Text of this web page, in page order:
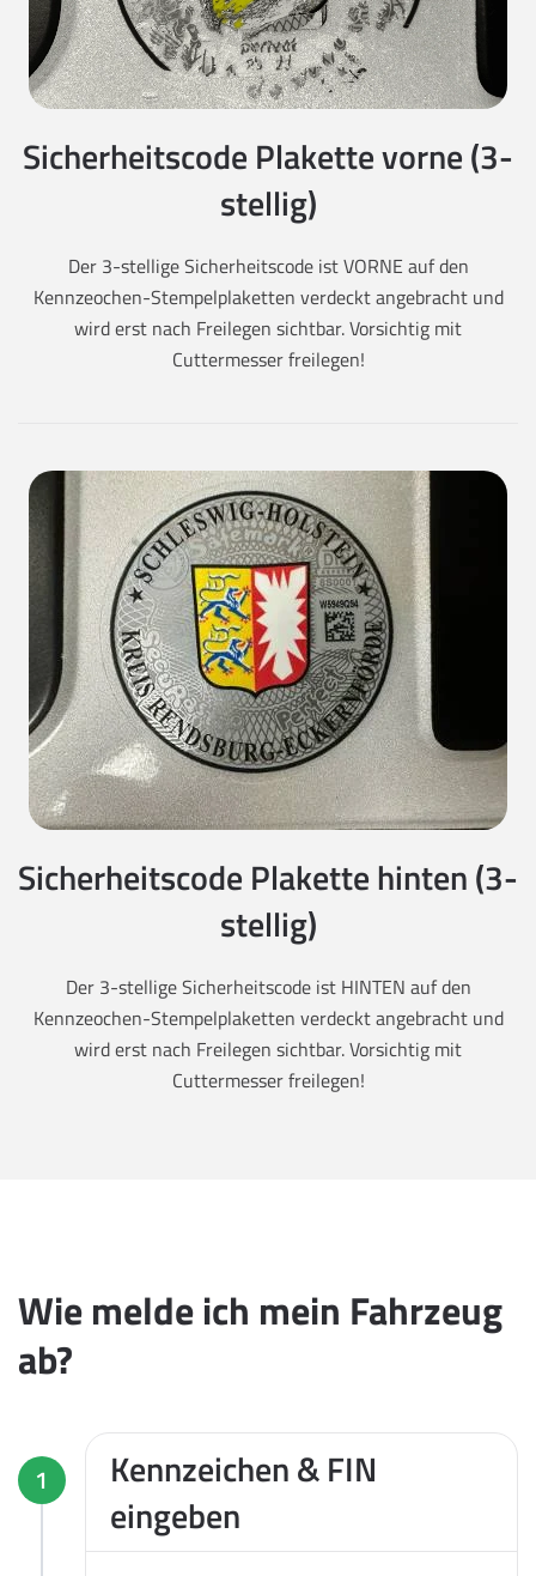
Sicherheitscode Plakette vorne (3-
stellig)
Der 3-stellige Sicherheitscode ist VORNE auf den
Kennzeochen-Stempelplaketten verdeckt angebracht und
wird erst nach Freilegen sichtbar. Vorsichtig mit
Cuttermesser freilegen!
Sicherheitscode Plakette hinten (3-
stellig)
Der 3-stellige Sicherheitscode ist HINTEN auf den
Kennzeochen-Stempelplaketten verdeckt angebracht und
wird erst nach Freilegen sichtbar. Vorsichtig mit
Cuttermesser freilegen!
Wie melde ich mein Fahrzeug
ab?
1
Kennzeichen & FIN
eingeben